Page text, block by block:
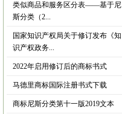
类似商品和服务区分表——基于尼
斯分类（2...
国家知识产权局关于修订发布《知
识产权政务...
2022年启用修订后的商标书式
马德里商标国际注册书式下载
商标尼斯分类第十一版2019文本